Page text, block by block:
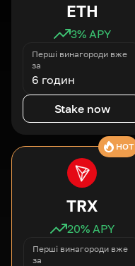
ETH
3% APY
Перші винагороди вже
за
6 годин
Stake now
HOT
TRX
20% APY
Перші винагороди вже
за